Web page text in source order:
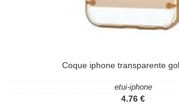
Coque iphone transparente
etui-iphone
4.76 €